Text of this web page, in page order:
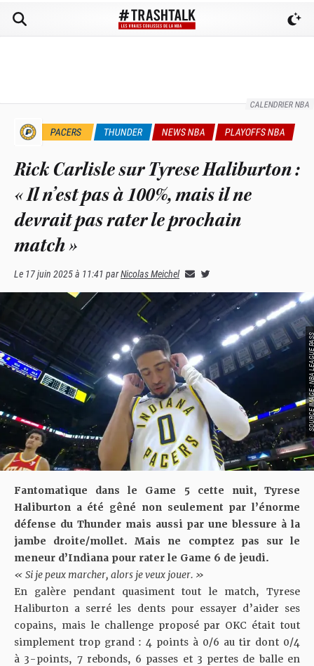
CALENDRIER NBA
PACERS THUNDER NEWS NBA PLAYOFFS NBA
Rick Carlisle sur Tyrese Haliburton :
« Il n’est pas à 100%, mais il ne
devrait pas rater le prochain
match »
Le 17 juin 2025 à 11:41 parNicolas Meichel
SOURCE
Fantomatique dans le Game 5 cette nuit, Tyrese
Haliburton a été gêné non seulement par l’énorme
défense du Thunder mais aussi par une blessure à la
jambe droite/mollet. Mais ne comptez pas sur le
meneur d’Indiana pour rater le Game 6 de jeudi.
« Si je peux marcher, alors je veux jouer. »
En galère pendant quasiment tout le match, Tyrese
Haliburton a serré les dents pour essayer d’aider ses
copains, mais le challenge proposé par OKC était tout
simplement trop grand : 4 points à 0/6 au tir dont 0/4
à 3-points, 7 rebonds, 6 passes et 3 pertes de balle en